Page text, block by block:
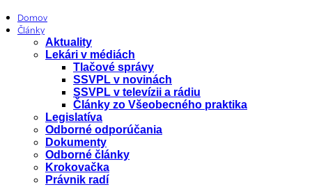
Domov
Články
Aktuality
Lekári v médiách
Tlačové správy
SSVPL v novinách
SSVPL v televízii a rádiu
Články zo Všeobecného praktika
Legislatíva
Odborné odporúčania
Dokumenty
Odborné články
Krokovačka
Právnik radí